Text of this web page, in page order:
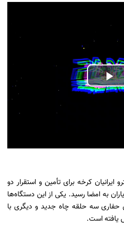
ایرانیان کرخه برای تأمین و استقرار دو
به امضا رسید. یکی از این دستگاه‌ها
بخار برای حفاری سه حلقه چاه جدید و دیگری با